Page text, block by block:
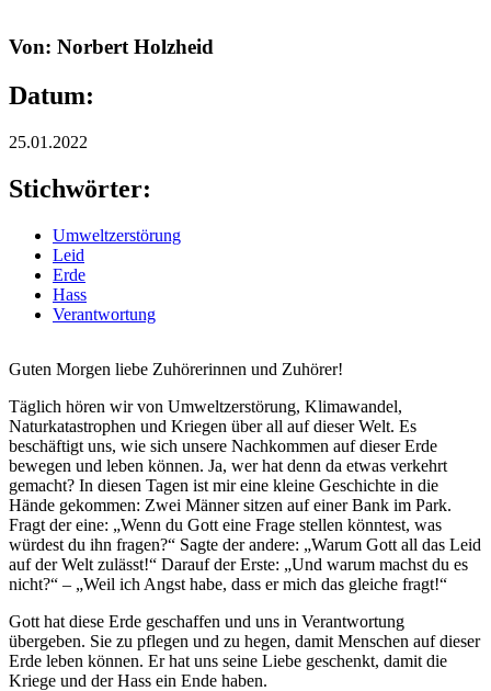
Von: Norbert Holzheid
Datum:
25.01.2022
Stichwörter:
Umweltzerstörung
Leid
Erde
Hass
Verantwortung
Guten Morgen liebe Zuhörerinnen und Zuhörer!
Täglich hören wir von Umweltzerstörung, Klimawandel,
Naturkatastrophen und Kriegen über all auf dieser Welt. Es
beschäftigt uns, wie sich unsere Nachkommen auf dieser Erde
bewegen und leben können. Ja, wer hat denn da etwas verkehrt
gemacht? In diesen Tagen ist mir eine kleine Geschichte in die
Hände gekommen: Zwei Männer sitzen auf einer Bank im Park.
Fragt der eine: „Wenn du Gott eine Frage stellen könntest, was
würdest du ihn fragen?“ Sagte der andere: „Warum Gott all das Leid
auf der Welt zulässt!“ Darauf der Erste: „Und warum machst du es
nicht?“ – „Weil ich Angst habe, dass er mich das gleiche fragt!“
Gott hat diese Erde geschaffen und uns in Verantwortung
übergeben. Sie zu pflegen und zu hegen, damit Menschen auf dieser
Erde leben können. Er hat uns seine Liebe geschenkt, damit die
Kriege und der Hass ein Ende haben.